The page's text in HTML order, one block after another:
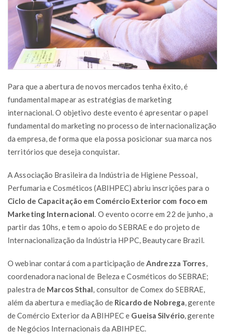
Para que a abertura de novos mercados tenha êxito, é
fundamental mapear as estratégias de marketing
internacional. O objetivo deste evento é apresentar o papel
fundamental do marketing no processo de internacionalização
da empresa, de forma que ela possa posicionar sua marca nos
territórios que deseja conquistar.
A Associação Brasileira da Indústria de Higiene Pessoal,
Perfumaria e Cosméticos (ABIHPEC) abriu inscrições para o
Ciclo de Capacitação em Comércio Exterior com foco em
Marketing Internacional . O evento ocorre em 22 de junho, a
partir das 10hs, e tem o apoio do SEBRAE e do projeto de
Internacionalização da Indústria HPPC, Beautycare Brazil.
O webinar contará com a participação de Andrezza Torres
coordenadora nacional de Beleza e Cosméticos do SEBRAE;
palestra de Marcos Sthal , consultor de Comex do SEBRAE,
além da abertura e mediação de Ricardo de Nobrega , gerente
de Comércio Exterior da ABIHPEC e Gueisa Silvério, gerente
de Negócios Internacionais da ABIHPEC.